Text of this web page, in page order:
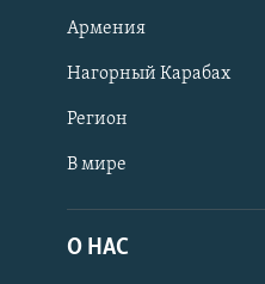
Армения
Нагорный Карабах
Регион
В мире
О НАС